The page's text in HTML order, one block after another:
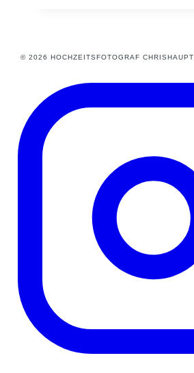
© 2026 HOCHZEITSFOTOGRAF CHRISHAUPT